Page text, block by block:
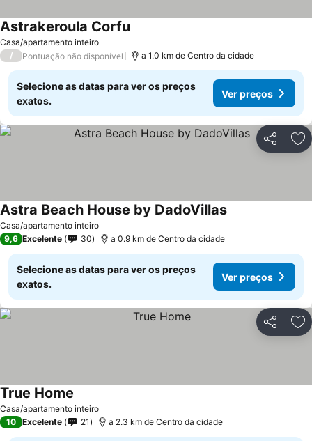
Casa/apartamento inteiro
Astrakeroula CorfuVer preços
/ Pontuação não disponível a 1.0 km de Centro da cidade
Selecione as datas para ver os preços
exatos.
Ver preços
Partilhar
Casa/apartamento inteiro
Astra Beach House by DadoVillasVer preços
9,6 Excelente 30 a 0.9 km de Centro da cidade
Selecione as datas para ver os preços
exatos.
Ver preços
Partilhar
Casa/apartamento inteiro
True Home
10 Excelente 21 a 2.3 km de Centro da cidade